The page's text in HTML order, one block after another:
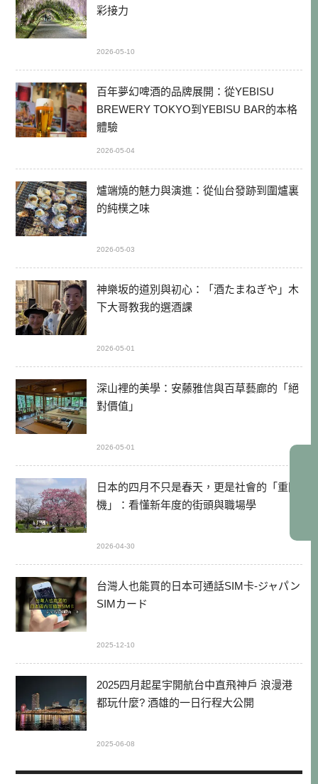
彩接力
2026-05-10
百年夢幻啤酒的品牌展開：從YEBISU
BREWERY TOKYO到YEBISU BAR的本格
體驗
2026-05-04
爐端燒的魅力與演進：從仙台發跡到圍爐裏
的純樸之味
2026-05-03
神樂坂的道別與初心：「酒たまねぎや」木
下大哥教我的選酒課
2026-05-01
深山裡的美學：安藤雅信與百草藝廊的「絕
對價值」
2026-05-01
日本的四月不只是春天，更是社會的「重開
機」：看懂新年度的街頭與職場學
2026-04-30
台灣人也能買的日本可通話SIM卡-ジャパン
SIMカード
2025-12-10
2025四月起星宇開航台中直飛神戶 浪漫港
都玩什麼? 酒雄的一日行程大公開
2025-06-08